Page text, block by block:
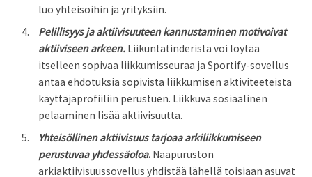
luo yhteisöihin ja yrityksiin.
Pelillisyys ja aktiivisuuteen kannustaminen motivoivat
aktiiviseen arkeen. Liikuntatinderistä voi löytää
itselleen sopivaa liikkumisseuraa ja Sportify-sovellus
antaa ehdotuksia sopivista liikkumisen aktiviteeteista
käyttäjäprofiiliin perustuen. Liikkuva sosiaalinen
pelaaminen lisää aktiivisuutta.
Yhteisöllinen aktiivisuus tarjoaa arkiliikkumiseen
perustuvaa yhdessäoloa. Naapuruston
arkiaktiivisuussovellus yhdistää lähellä toisiaan asuvat